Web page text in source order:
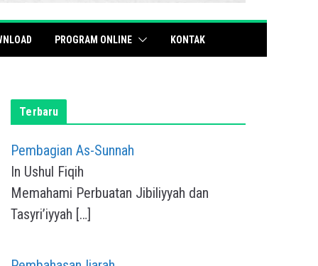
PROGRAM ONLINE KONTAK
Terbaru
Pembagian As-Sunnah
In Ushul Fiqih
Memahami Perbuatan Jibiliyyah dan
Tasyri’iyyah […]